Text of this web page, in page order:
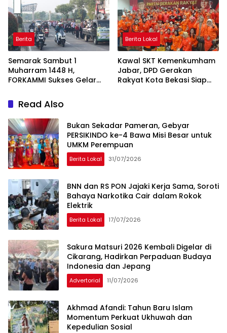
Berita
Semarak Sambut 1
Muharram 1448 H,
FORKAMMI Sukses Gelar
UMKM
Berita Lokal
Kawal SKT Kemenkumham
Jabar, DPD Gerakan
Rakyat Kota Bekasi Siap
Read Also
Bukan Sekadar Pameran, Gebyar
PERSIKINDO ke-4 Bawa Misi Besar untuk
UMKM Perempuan
Berita Lokal 31/07/2026
BNN dan RS PON Jajaki Kerja Sama, Soroti
Bahaya Narkotika Cair dalam Rokok
Elektrik
Berita Lokal 17/07/2026
Sakura Matsuri 2026 Kembali Digelar di
Cikarang, Hadirkan Perpaduan Budaya
Indonesia dan Jepang
Advertorial 11/07/2026
Akhmad Afandi: Tahun Baru Islam
Momentum Perkuat Ukhuwah dan
Kepedulian Sosial